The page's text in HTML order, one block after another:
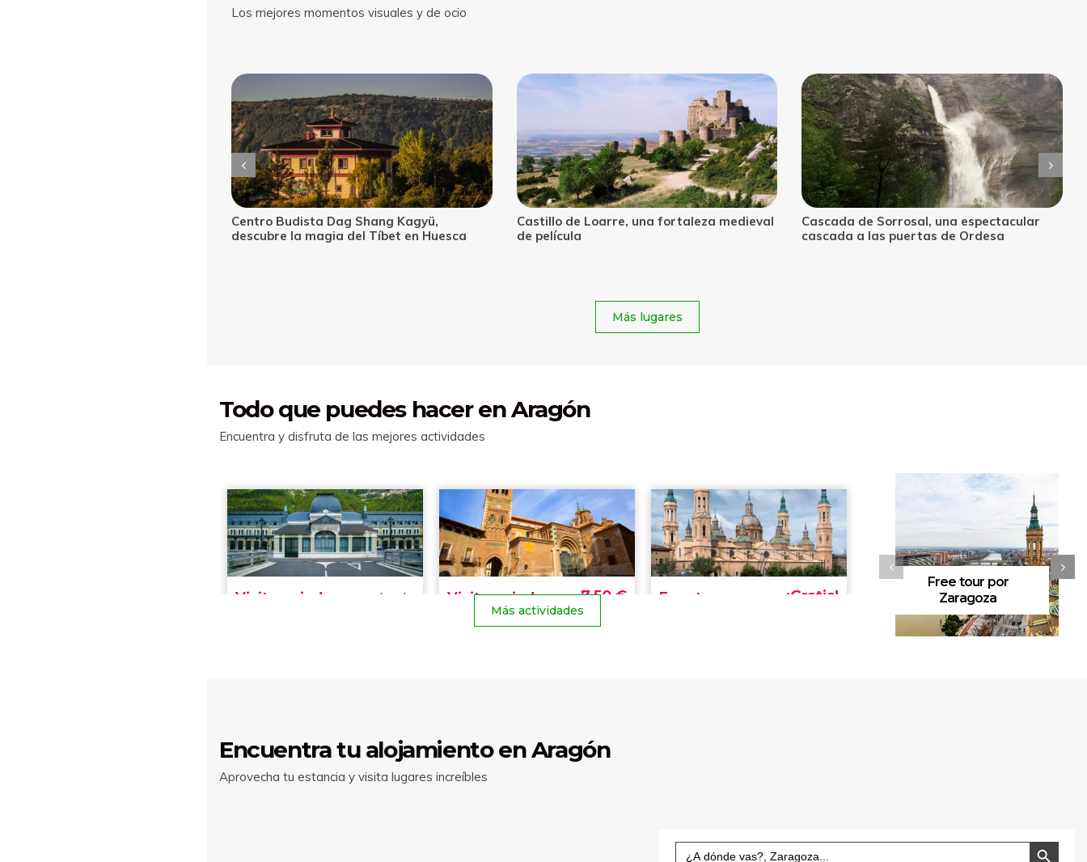
Los mejores momentos visuales y de ocio
Castillo de Loarre, una fortaleza medieval
de película
Cascada de Sorrosal, una espectacular
cascada a las puertas de Ordesa
Parrizal de Beceite: descubre la joya
natural del Matarraña en Teruel
Más lugares
Todo que puedes hacer en Aragón
Encuentra y disfruta de las mejores actividades
Más actividades
Free tour por
Zaragoza
Encuentra tu alojamiento en Aragón
Aprovecha tu estancia y visita lugares increíbles
Buscar: Botón de